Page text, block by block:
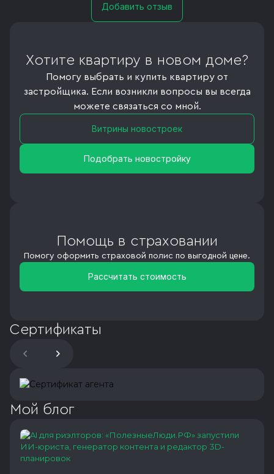
Добавить отзыв
Хотите квартиру в новом доме?
Помогу выбрать и купить квартиру от
застройщика. Если возникли вопросы вы всегда
можете связаться со мной.
Витрины новостроек
Подобрать новостройку
Помощь в страховании
Помогу оформить страховой полис по выгодной цене.
Рассчитать стоимость
Сертификаты
Мой блог